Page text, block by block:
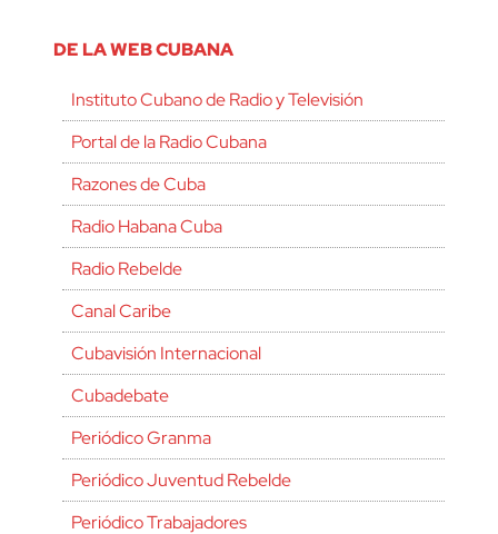
DE LA WEB CUBANA
Instituto Cubano de Radio y Televisión
Portal de la Radio Cubana
Razones de Cuba
Radio Habana Cuba
Radio Rebelde
Canal Caribe
Cubavisión Internacional
Cubadebate
Periódico Granma
Periódico Juventud Rebelde
Periódico Trabajadores